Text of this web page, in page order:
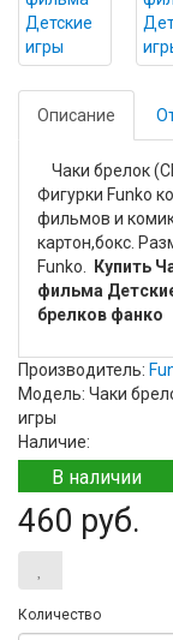
Описание
Чаки брелок
Фигурки Funko
фильмов и
картон,бокс.
Funko.
Купить
фильма
брелков фанко
Производитель:
Модель: Чаки
игры
Наличие:
В наличии
460 руб.
Количество